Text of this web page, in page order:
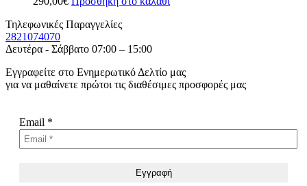
Τηλεφωνικές Παραγγελίες
2821074070
Δευτέρα - Σάββατο 07:00 – 15:00
Εγγραφείτε στο Ενημερωτικό Δελτίο μας
για να μαθαίνετε πρώτοι τις διαθέσιμες προσφορές μας
Email *